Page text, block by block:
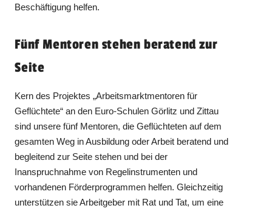
Beschäftigung helfen.
Fünf Mentoren stehen beratend zur
Seite
Kern des Projektes „Arbeitsmarktmentoren für
Geflüchtete“ an den Euro-Schulen Görlitz und Zittau
sind unsere fünf Mentoren, die Geflüchteten auf dem
gesamten Weg in Ausbildung oder Arbeit beratend und
begleitend zur Seite stehen und bei der
Inanspruchnahme von Regelinstrumenten und
vorhandenen Förderprogrammen helfen. Gleichzeitig
unterstützen sie Arbeitgeber mit Rat und Tat, um eine